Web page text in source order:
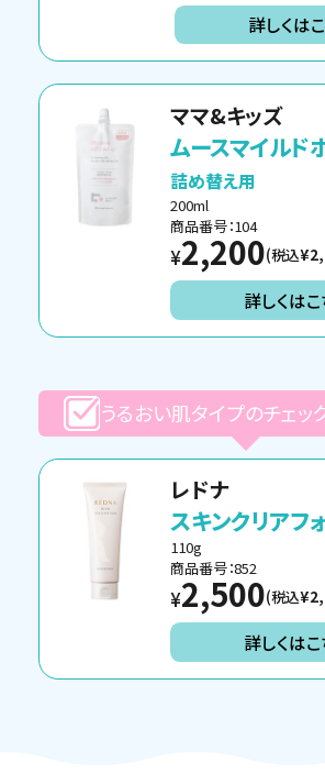
詳しくは
ママ&キッズ
ムースマイルド
詰め替え用
200ml
商品番号：104
¥2,200(税込
詳しくは
うるおい肌タイプのチェ
レドナ
スキンクリアフ
110g
商品番号：852
¥2,500(税込
詳しくは